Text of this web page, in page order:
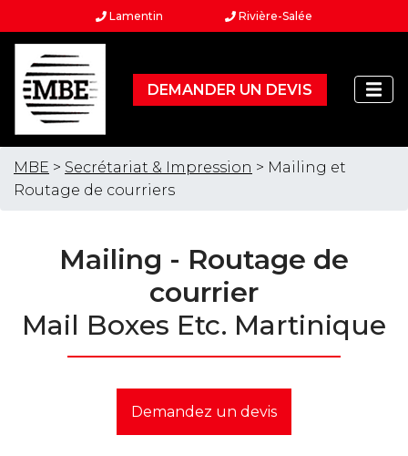
Lamentin Rivière-Salée
DEMANDER UN DEVIS
MBE > Secrétariat & Impression > Mailing et
Routage de courriers
Mailing - Routage de
courrier
Mail Boxes Etc. Martinique
Demandez un devis